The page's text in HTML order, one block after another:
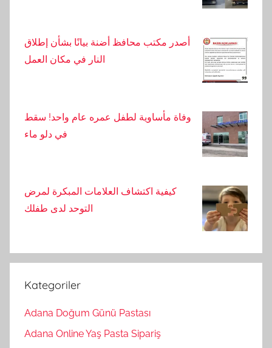
أصدر مكتب محافظ أضنة بيانًا بشأن إطلاق
النار في مكان العمل
وفاة مأساوية لطفل عمره عام واحد! سقط
في دلو ماء
كيفية اكتشاف العلامات المبكرة لمرض
التوحد لدى طفلك
Kategoriler
Adana Doğum Günü Pastası
Adana Online Yaş Pasta Sipariş